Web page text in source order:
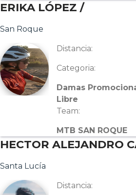
ERIKA LÓPEZ /
San Roque
Distancia:
Categoria:
Damas
Libre
Team:
MTB SAN ROQUE
HECTOR ALEJANDRO
Santa Lucía
Distancia: